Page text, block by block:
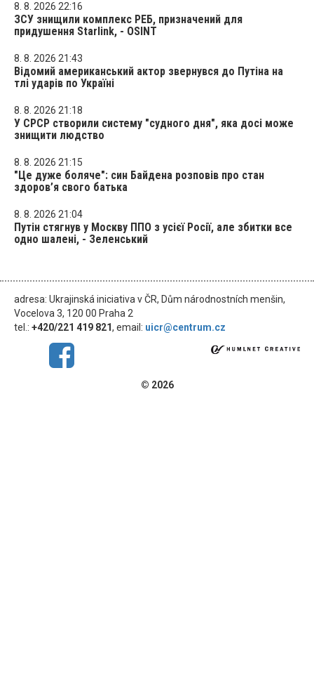
8. 8. 2026 22:16
ЗСУ знищили комплекс РЕБ, призначений для
придушення Starlink, - OSINT
8. 8. 2026 21:43
Відомий американський актор звернувся до Путіна на
тлі ударів по Україні
8. 8. 2026 21:18
У СРСР створили систему "судного дня", яка досі може
знищити людство
8. 8. 2026 21:15
"Це дуже боляче": син Байдена розповів про стан
здоров’я свого батька
8. 8. 2026 21:04
Путін стягнув у Москву ППО з усієї Росії, але збитки все
одно шалені, - Зеленський
adresa: Ukrajinská iniciativa v ČR, Dům národnostních menšin,
Vocelova 3, 120 00 Praha 2
tel.: +420/221 419 821, email: uicr@centrum.cz
© 2026